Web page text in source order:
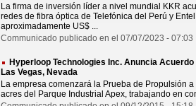
La firma de inversión líder a nivel mundial KKR
redes de fibra óptica de Telefónica del Perú y
aproximadamente US$ ...
Communicado publicado en el 07/07/2023 - 07:03
Hyperloop Technologies Inc. Anuncia
Las Vegas, Nevada
La empresa comenzará la Prueba de Propulsión
acres del Parque Industrial Apex, trabajando en